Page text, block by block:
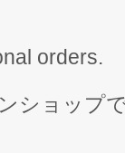
orders.
ショップ